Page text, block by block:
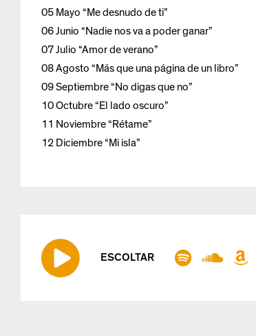
05 Mayo “Me desnudo de ti”
06 Junio “Nadie nos va a poder ganar”
07 Julio “Amor de verano”
08 Agosto “Más que una página de un libro”
09 Septiembre “No digas que no”
10 Octubre “El lado oscuro”
11 Noviembre “Rétame”
12 Diciembre “Mi isla”
ESCOLTAR